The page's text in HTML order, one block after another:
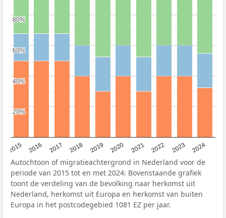
2015 2016 2017 2018 2019 2020 2021 2022 2023 2024
20%
20%
40%
40%
60%
60%
80%
80%
Autochtoon of migratieachtergrond in Nederland voor de
periode van 2015 tot en met 2024: Bovenstaande grafiek
toont de verdeling van de bevolking naar herkomst uit
Nederland, herkomst uit Europa en herkomst van buiten
Europa in het postcodegebied 1081 EZ per jaar.